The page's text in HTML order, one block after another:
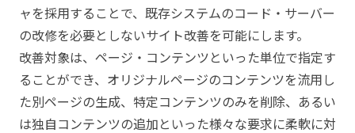
ャを採用することで、既存システムのコード・サーバー
の改修を必要としないサイト改善を可能にします。
改善対象は、ページ・コンテンツといった単位で指定す
ることができ、オリジナルページのコンテンツを流用し
た別ページの生成、特定コンテンツのみを削除、あるい
は独自コンテンツの追加といった様々な要求に柔軟に対